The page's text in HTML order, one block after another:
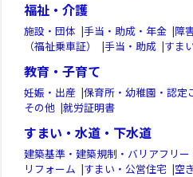
福祉・介護
施設・団体 |手当・助成・年金 |障
（福祉乗車証）
|手当・助成 |すま
教育・子育て
妊娠・出産 |保育所・幼稚園・認定
その他 |就労証明書
すまい・水道・下水道
建築基準・建築規制・バリアフリー
リフォーム |すまい・公営住宅 |空